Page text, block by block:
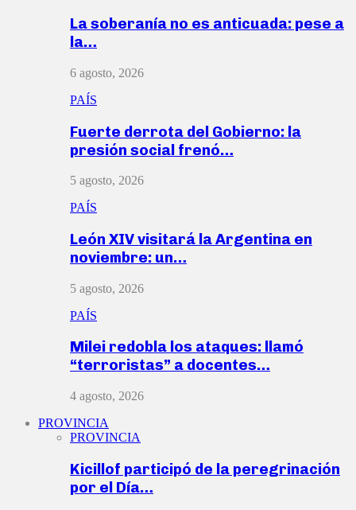
La soberanía no es anticuada: pese a
la…
6 agosto, 2026
PAÍS
Fuerte derrota del Gobierno: la
presión social frenó…
5 agosto, 2026
PAÍS
León XIV visitará la Argentina en
noviembre: un…
5 agosto, 2026
PAÍS
Milei redobla los ataques: llamó
“terroristas” a docentes…
4 agosto, 2026
PROVINCIA
PROVINCIA
Kicillof participó de la peregrinación
por el Día…